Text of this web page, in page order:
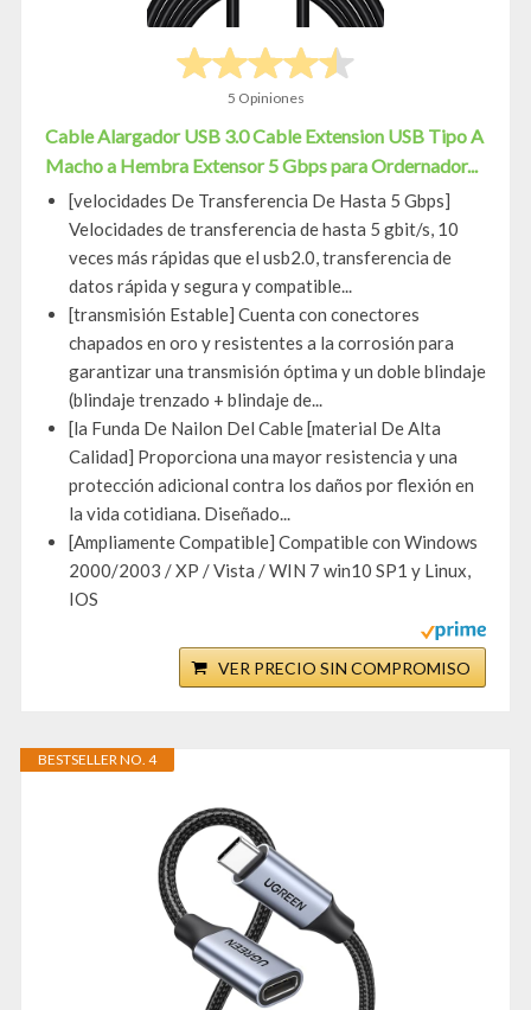
5 Opiniones
Cable Alargador USB 3.0 Cable Extension USB Tipo A
Macho a Hembra Extensor 5 Gbps para Ordernador...
[velocidades De Transferencia De Hasta 5 Gbps]
Velocidades de transferencia de hasta 5 gbit/s, 10
veces más rápidas que el usb2.0, transferencia de
datos rápida y segura y compatible...
[transmisión Estable] Cuenta con conectores
chapados en oro y resistentes a la corrosión para
garantizar una transmisión óptima y un doble blindaje
(blindaje trenzado + blindaje de...
[la Funda De Nailon Del Cable [material De Alta
Calidad] Proporciona una mayor resistencia y una
protección adicional contra los daños por flexión en
la vida cotidiana. Diseñado...
[Ampliamente Compatible] Compatible con Windows
2000/2003 / XP / Vista / WIN 7 win10 SP1 y Linux,
IOS
VER PRECIO SIN COMPROMISO
BESTSELLER NO. 4